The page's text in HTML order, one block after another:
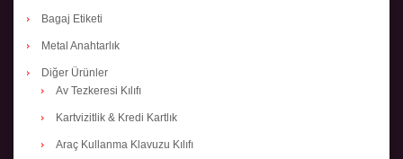
Bagaj Etiketi
Metal Anahtarlık
Diğer Ürünler
Av Tezkeresi Kılıfı
Kartvizitlik & Kredi Kartlık
Araç Kullanma Klavuzu Kılıfı